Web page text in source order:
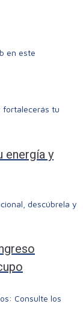
en este
energía y